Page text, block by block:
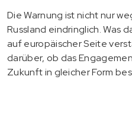
Die Warnung ist nicht nur
Russland eindringlich. Was
auf europäischer Seite
darüber, ob das
Zukunft in gleicher Form